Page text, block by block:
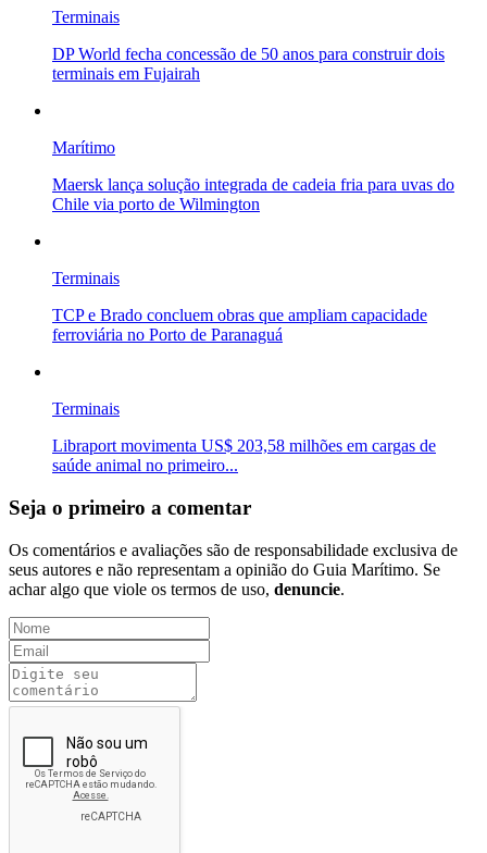
Terminais
DP World fecha concessão de 50 anos para construir dois
terminais em Fujairah
Marítimo
Maersk lança solução integrada de cadeia fria para uvas do
Chile via porto de Wilmington
Terminais
TCP e Brado concluem obras que ampliam capacidade
ferroviária no Porto de Paranaguá
Terminais
Libraport movimenta US$ 203,58 milhões em cargas de
saúde animal no primeiro...
Seja o primeiro a comentar
Os comentários e avaliações são de responsabilidade exclusiva de
seus autores e não representam a opinião do Guia Marítimo. Se
achar algo que viole os termos de uso, denuncie.